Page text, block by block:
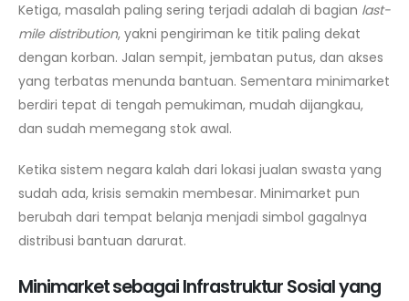
Ketiga, masalah paling sering terjadi adalah di bagian last-
mile distribution, yakni pengiriman ke titik paling dekat
dengan korban. Jalan sempit, jembatan putus, dan akses
yang terbatas menunda bantuan. Sementara minimarket
berdiri tepat di tengah pemukiman, mudah dijangkau,
dan sudah memegang stok awal.
Ketika sistem negara kalah dari lokasi jualan swasta yang
sudah ada, krisis semakin membesar. Minimarket pun
berubah dari tempat belanja menjadi simbol gagalnya
distribusi bantuan darurat.
Minimarket sebagai Infrastruktur Sosial yang